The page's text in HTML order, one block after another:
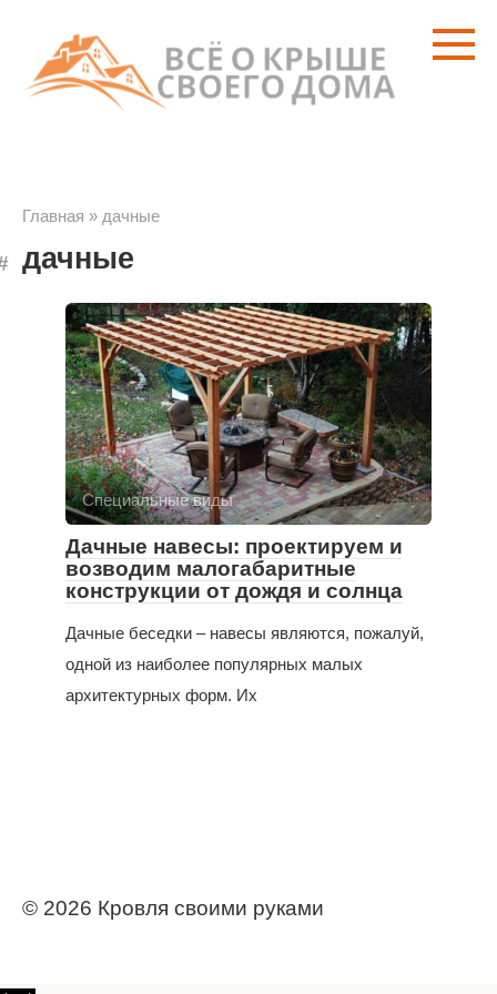
контенту
Главная » дачные
дачные
Специальные виды
Дачные навесы: проектируем и
возводим малогабаритные
конструкции от дождя и солнца
Дачные беседки – навесы являются, пожалуй,
одной из наиболее популярных малых
архитектурных форм. Их
© 2026 Кровля своими руками